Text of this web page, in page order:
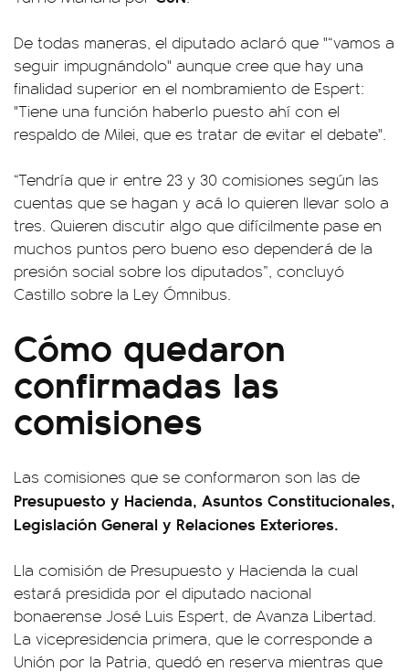
De todas maneras, el diputado aclaró que "“vamos a
seguir impugnándolo" aunque cree que hay una
finalidad superior en el nombramiento de Espert:
"Tiene una función haberlo puesto ahí con el
respaldo de Milei, que es tratar de evitar el debate".
“Tendría que ir entre 23 y 30 comisiones según las
cuentas que se hagan y acá lo quieren llevar solo a
tres. Quieren discutir algo que difícilmente pase en
muchos puntos pero bueno eso dependerá de la
presión social sobre los diputados”, concluyó
Castillo sobre la Ley Ómnibus.
Cómo quedaron
confirmadas las
comisiones
Las comisiones que se conformaron son las de
Presupuesto y Hacienda, Asuntos Constitucionales,
Legislación General y Relaciones Exteriores.
Lla comisión de Presupuesto y Hacienda la cual
estará presidida por el diputado nacional
bonaerense José Luis Espert, de Avanza Libertad.
La vicepresidencia primera, que le corresponde a
Unión por la Patria, quedó en reserva mientras que